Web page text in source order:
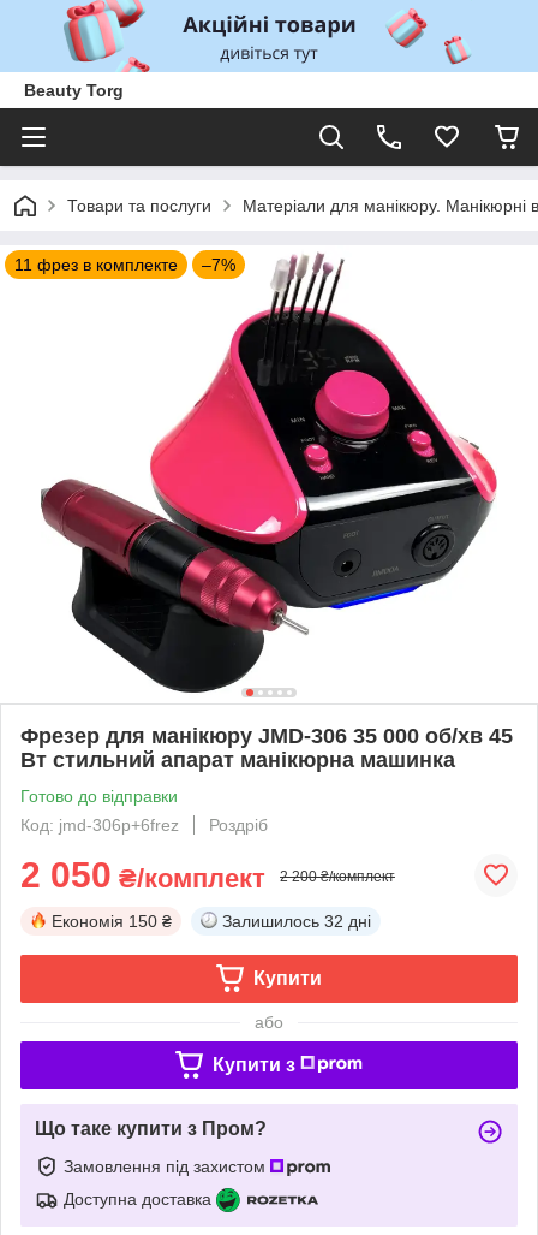
Beauty Torg
Товари та послуги Матеріали для манікюру. Манікюрні
11 фрез в комплекте –7%
Фрезер для манікюру JMD-306 35 000 об/хв 45
Вт стильний апарат манікюрна машинка
Готово до відправки
Код: jmd-306p+6frez
Роздріб
2 050 ₴/комплект 2 200 ₴/комплект
Економія 150 ₴ Залишилось 32 дні
Купити
або
Купити з
Що таке купити з Пром?
Замовлення під захистом
Доступна доставка